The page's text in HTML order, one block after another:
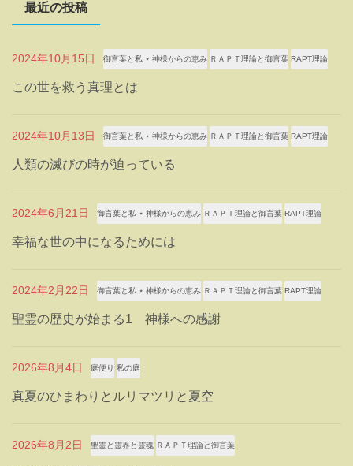
最近の投稿
2024年10月15日 御言葉と私 ⋆ 神様からの恵み ＲＡＰＴ理論と御言葉 RAPT理論
この世を救う真理とは
2024年10月13日 御言葉と私 ⋆ 神様からの恵み ＲＡＰＴ理論と御言葉 RAPT理論
人類の滅びの時が迫っている
2024年6月21日 御言葉と私 ⋆ 神様からの恵み ＲＡＰＴ理論と御言葉 RAPT理論
幸福な世の中になるためには
2024年2月22日 御言葉と私 ⋆ 神様からの恵み ＲＡＰＴ理論と御言葉 RAPT理論
聖霊の歴史が始まる1 神様への感謝
2026年8月4日 庭便り 私の庭
真夏のひまわりとルリマツリと夏空
2026年8月2日 聖霊と霊界と霊魂 ＲＡＰＴ理論と御言葉